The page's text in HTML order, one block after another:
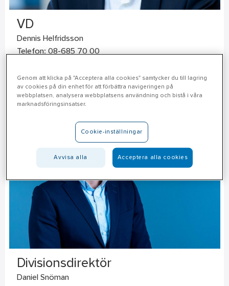
VD
Dennis Helfridsson
Telefon: 08-685 70 00
Divisionsdirektör
Daniel Snöman
Genom att klicka på "Acceptera alla cookies" samtycker du till lagring
av cookies på din enhet för att förbättra navigeringen på
webbplatsen, analysera webbplatsens användning och bistå i våra
marknadsföringsinsatser.
Cookie-inställningar
Avvisa alla Acceptera alla cookies